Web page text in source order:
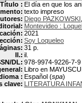
Título : El día en que los
texto impreso
Diego PAZKOWSKI
Montevideo :
2021
Soy Loqueleo
31 p.
Il.: il.
DL: 978-9974-9226-7-9
Libro en
: Español (spa)
clave: LITERATURA